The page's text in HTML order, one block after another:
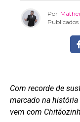
Por
Publicados
Com recorde de
marcado na
vem com